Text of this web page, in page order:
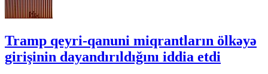
Tramp qeyri-qanuni miqrantların ölkəyə
girişinin dayandırıldığını iddia etdi